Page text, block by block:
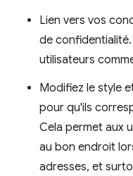
Lien vers vos
de
utilisateurs
Modifiez le style
pour qu'ils
Cela permet aux
au bon endroit
adresses, et